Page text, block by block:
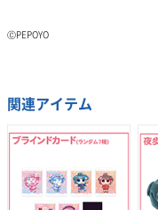
ⒸPEPOYO
関連アイテム